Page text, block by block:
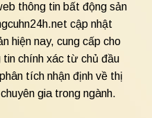
thông tin bất động sản
cập nhật
hiện nay, cung cấp cho
tin chính xác từ chủ đầu
tích nhận định về thị
gia trong ngành.